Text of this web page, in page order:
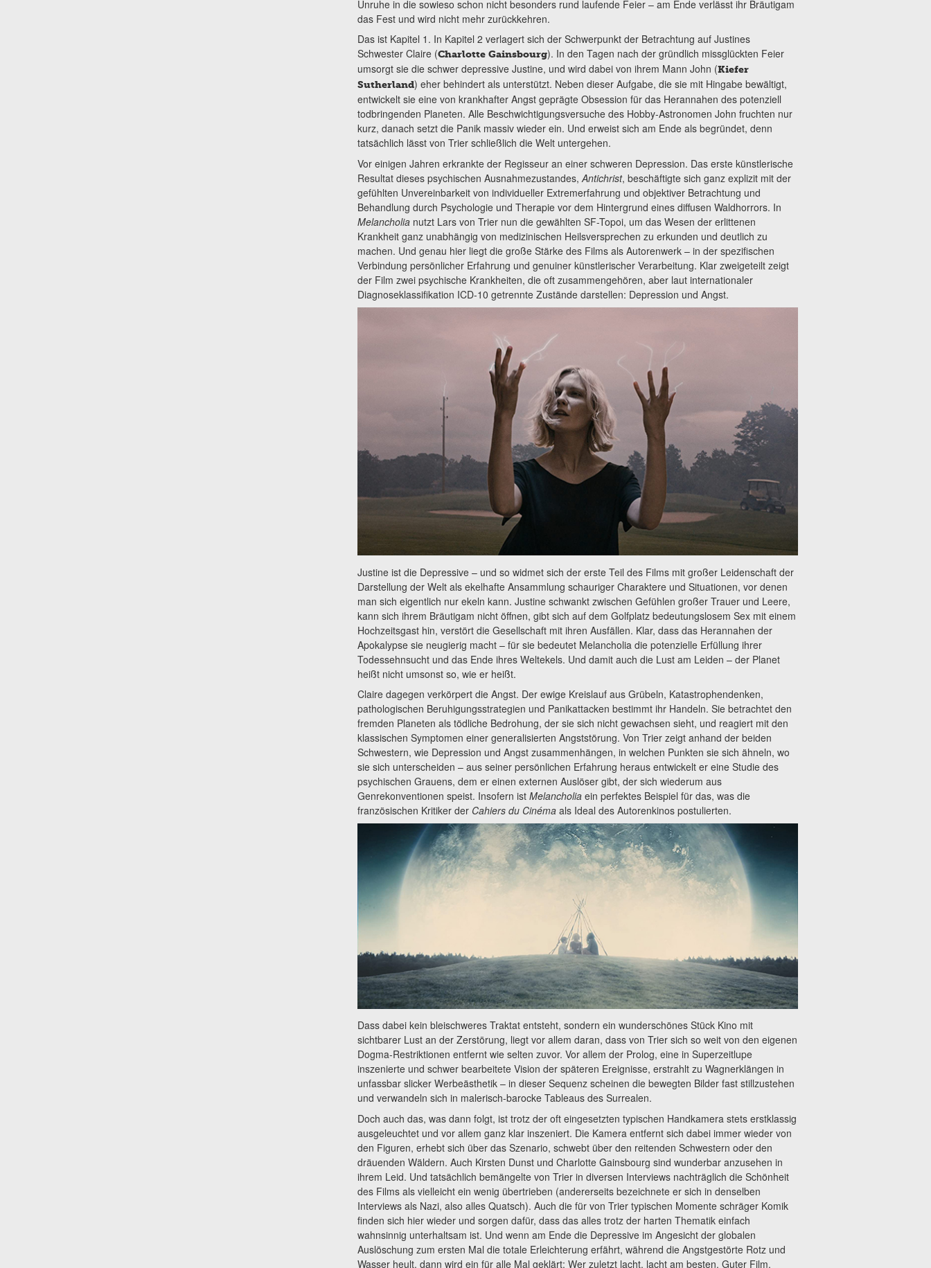
Unruhe in die sowieso schon nicht besonders rund laufende Feier – am Ende verlässt ihr Bräutigam
das Fest und wird nicht mehr zurückkehren.
Das ist Kapitel 1. In Kapitel 2 verlagert sich der Schwerpunkt der Betrachtung auf Justines
Schwester Claire (Charlotte Gainsbourg). In den Tagen nach der gründlich missglückten Feier
umsorgt sie die schwer depressive Justine, und wird dabei von ihrem Mann John (Kiefer
Sutherland) eher behindert als unterstützt. Neben dieser Aufgabe, die sie mit Hingabe bewältigt,
entwickelt sie eine von krankhafter Angst geprägte Obsession für das Herannahen des potenziell
todbringenden Planeten. Alle Beschwichtigungsversuche des Hobby-Astronomen John fruchten nur
kurz, danach setzt die Panik massiv wieder ein. Und erweist sich am Ende als begründet, denn
tatsächlich lässt von Trier schließlich die Welt untergehen.
Vor einigen Jahren erkrankte der Regisseur an einer schweren Depression. Das erste künstlerische
Resultat dieses psychischen Ausnahmezustandes, Antichrist, beschäftigte sich ganz explizit mit der
gefühlten Unvereinbarkeit von individueller Extremerfahrung und objektiver Betrachtung und
Behandlung durch Psychologie und Therapie vor dem Hintergrund eines diffusen Wald­horrors. In
Melancholianutzt Lars von Trier nun die gewählten SF-Topoi, um das Wesen der erlittenen
Krankheit ganz unabhängig von medizinischen Heilsversprechen zu erkunden und deutlich zu
machen. Und genau hier liegt die große Stärke des Films als Autorenwerk – in der spezifischen
Verbindung persönlicher Erfahrung und genuiner künstlerischer Verarbeitung. Klar zweigeteilt zeigt
der Film zwei psychische Krankheiten, die oft zusammengehören, aber laut internationaler
Diagnoseklassifikation ICD-10 getrennte Zustände darstellen: Depression und Angst.
Justine ist die Depressive – und so widmet sich der erste Teil des Films mit großer Leidenschaft der
Darstellung der Welt als ekelhafte Ansammlung schauriger Charaktere und Situationen, vor denen
man sich eigentlich nur ekeln kann. Justine schwankt zwischen Gefühlen großer Trauer und Leere,
kann sich ihrem Bräutigam nicht öffnen, gibt sich auf dem Golfplatz bedeutungslosem Sex mit einem
Hochzeitsgast hin, verstört die Gesellschaft mit ihren Ausfällen. Klar, dass das Herannahen der
Apokalypse sie neugierig macht – für sie bedeutet Melancholia die potenzielle Erfüllung ihrer
Todessehnsucht und das Ende ihres Weltekels. Und damit auch die Lust am Leiden – der Planet
heißt nicht umsonst so, wie er heißt.
Claire dagegen verkörpert die Angst. Der ewige Kreislauf aus Grübeln, Katastrophendenken,
pathologischen Beruhigungsstrategien und Panikattacken bestimmt ihr Handeln. Sie betrachtet den
fremden Planeten als tödliche Bedrohung, der sie sich nicht gewachsen sieht, und reagiert mit den
klassischen Symptomen einer generalisierten Angststörung. Von Trier zeigt anhand der beiden
Schwestern, wie Depression und Angst zusammenhängen, in welchen Punkten sie sich ähneln, wo
sie sich unterscheiden – aus seiner persönlichen Erfahrung heraus entwickelt er eine Studie des
psychischen Grauens, dem er einen externen Auslöser gibt, der sich wiederum aus
Genrekonventionen speist. Insofern ist Melancholiaein perfektes Beispiel für das, was die
französischen Kritiker der Cahiers du Cinémaals Ideal des Autorenkinos postulierten.
Dass dabei kein bleischweres Traktat entsteht, sondern ein wunderschönes Stück Kino mit
sichtbarer Lust an der Zerstörung, liegt vor allem daran, dass von Trier sich so weit von den eigenen
Dogma-Restriktionen entfernt wie selten zuvor. Vor allem der Prolog, eine in Superzeitlupe
inszenierte und schwer bearbeitete Vision der späteren Ereignisse, erstrahlt zu Wagnerklängen in
unfassbar slicker Werbeästhetik – in dieser Sequenz scheinen die bewegten Bilder fast stillzustehen
und verwandeln sich in malerisch-barocke Tableaus des Surrealen.
Doch auch das, was dann folgt, ist trotz der oft eingesetzten typischen Handkamera stets erstklassig
ausgeleuchtet und vor allem ganz klar inszeniert. Die Kamera entfernt sich dabei immer wieder von
den Figuren, erhebt sich über das Szenario, schwebt über den reitenden Schwestern oder den
dräuenden Wäldern. Auch Kirsten Dunst und Charlotte Gainsbourg sind wunderbar anzusehen in
ihrem Leid. Und tatsächlich bemängelte von Trier in diversen Interviews nachträglich die Schönheit
des Films als vielleicht ein wenig übertrieben (andererseits bezeichnete er sich in denselben
Interviews als Nazi, also alles Quatsch). Auch die für von Trier typischen Momente schräger Komik
finden sich hier wieder und sorgen dafür, dass das alles trotz der harten Thematik einfach
wahnsinnig unterhaltsam ist. Und wenn am Ende die Depressive im Angesicht der globalen
Auslöschung zum ersten Mal die totale Erleichterung erfährt, während die Angstgestörte Rotz und
Wasser heult, dann wird ein für alle Mal geklärt: Wer zuletzt lacht, lacht am besten. Guter Film.